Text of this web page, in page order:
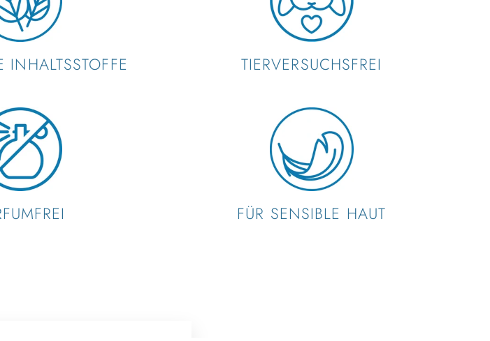
INHALTSSTOFFE TIERVERSUCHSFREI
FÜR SENSIBLE HAUT